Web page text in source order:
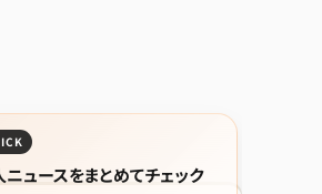
ュースをまとめてチェック